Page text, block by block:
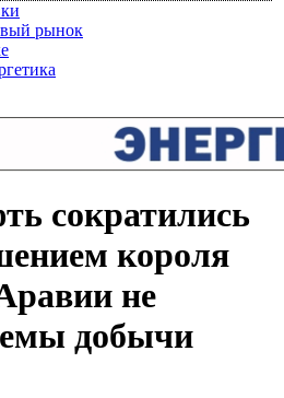
рынок
сократились
короля
не
добычи